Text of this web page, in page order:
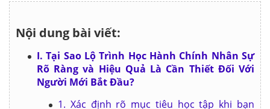
Nội dung bài viết:
I. Tại Sao Lộ Trình Học Hành Chính Nhân Sự
Rõ Ràng và Hiệu Quả Là Cần Thiết Đối Với
Người Mới Bắt Đầu?
1. Xác định rõ mục tiêu học tập khi bạn